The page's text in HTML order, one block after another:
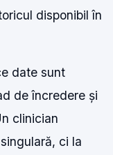
disponibil în
date sunt
de încredere și
clinician
ci la